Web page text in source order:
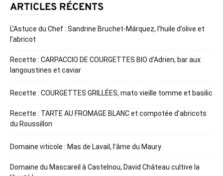
ARTICLES RÉCENTS
L’Astuce du Chef : Sandrine Bruchet-Márquez, l’huile d’olive et
l’abricot
Recette : CARPACCIO DE COURGETTES BIO d’Adrien, bar aux
langoustines et caviar
Recette : COURGETTES GRILLÉES, mato vieille tomme et basilic
Recette : TARTE AU FROMAGE BLANC et compotée d’abricots
du Roussillon
Domaine viticole : Mas de Lavail, l’âme du Maury
Domaine du Mascareil à Castelnou, David Château cultive la